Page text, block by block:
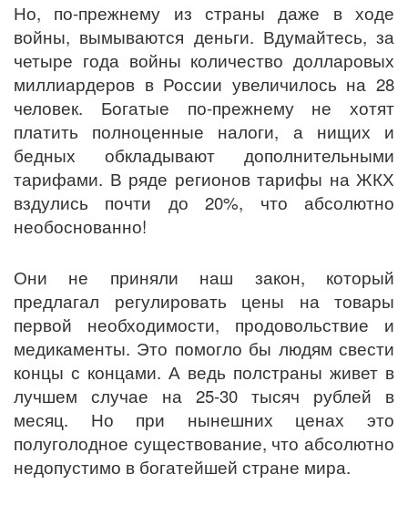
Но, по-прежнему из страны даже в ходе
войны, вымываются деньги. Вдумайтесь, за
четыре года войны количество долларовых
миллиардеров в России увеличилось на 28
человек. Богатые по-прежнему не хотят
платить полноценные налоги, а нищих и
бедных обкладывают дополнительными
тарифами. В ряде регионов тарифы на ЖКХ
вздулись почти до 20%, что абсолютно
необоснованно!
Они не приняли наш закон, который
предлагал регулировать цены на товары
первой необходимости, продовольствие и
медикаменты. Это помогло бы людям свести
концы с концами. А ведь полстраны живет в
лучшем случае на 25-30 тысяч рублей в
месяц. Но при нынешних ценах это
полуголодное существование, что абсолютно
недопустимо в богатейшей стране мира.